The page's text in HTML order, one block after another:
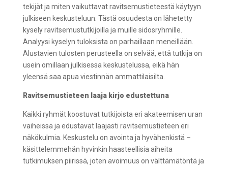
tekijät ja miten vaikuttavat ravitsemustieteestä käytyyn
julkiseen keskusteluun. Tästä osuudesta on lähetetty
kysely ravitsemustutkijoilla ja muille sidosryhmille.
Analyysi kyselyn tuloksista on parhaillaan meneillään.
Alustavien tulosten perusteella on selvää, että tutkija on
usein omillaan julkisessa keskustelussa, eikä hän
yleensä saa apua viestinnän ammattilaisilta.
Ravitsemustieteen laaja kirjo edustettuna
Kaikki ryhmät koostuvat tutkijoista eri akateemisen uran
vaiheissa ja edustavat laajasti ravitsemustieteen eri
näkökulmia. Keskustelu on avointa ja hyvähenkistä –
käsittelemmehän hyvinkin haasteellisia aiheita
tutkimuksen piirissä, joten avoimuus on välttämätöntä ja